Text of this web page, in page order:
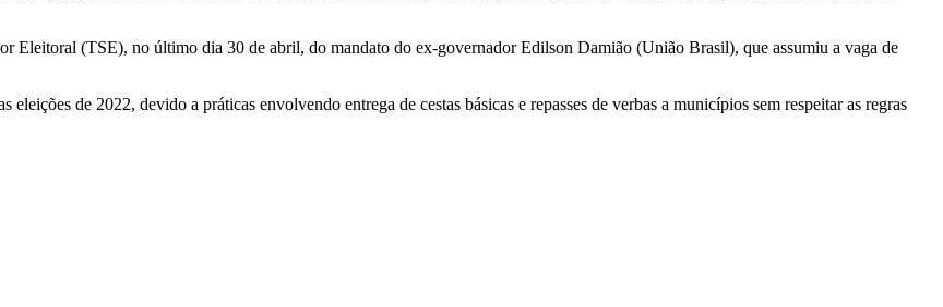
Eleitoral (TSE), no último dia 30 de abril, do mandato do ex-governador Edilson Damião (União Brasil), que assumiu a vaga de
de 2022, devido a práticas envolvendo entrega de cestas básicas e repasses de verbas a municípios sem respeitar as regras